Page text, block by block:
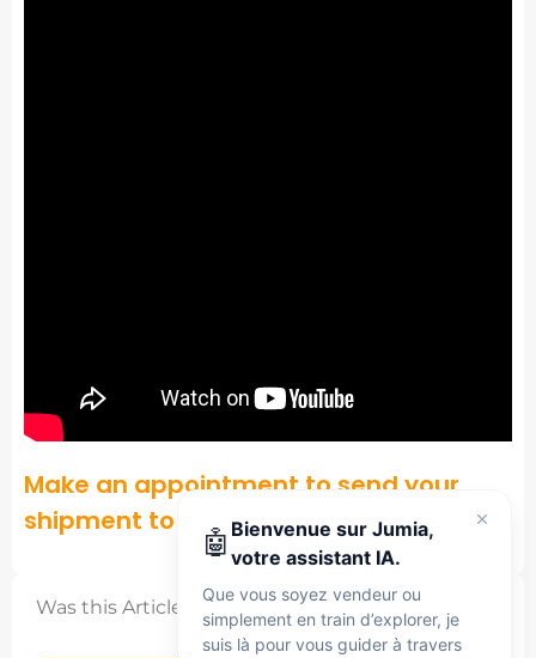
Make an appointment to send your
shipment to Jumia Express
Was this Article helpful?
🤖 Bienvenue sur Jumia,
votre assistant IA.
Que vous soyez vendeur ou
simplement en train d’explorer, je
suis là pour vous guider à travers